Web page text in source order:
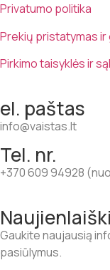
Privatumo politika
Prekių pristatymas ir
Pirkimo taisyklės ir
el. paštas
info@vaistas.lt
Tel. nr.
+370 609 94928
Gaukite naujausią
pasiūlymus.